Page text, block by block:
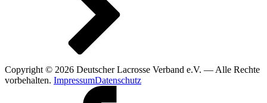
Copyright © 2026 Deutscher Lacrosse Verband e.V. — Alle Rechte
vorbehalten. ImpressumDatenschutz